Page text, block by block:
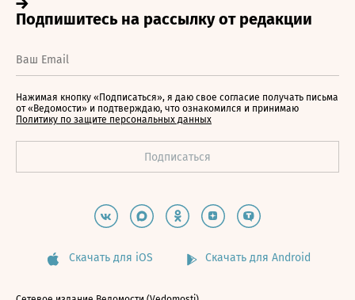
Нажимая кнопку «Подписаться», я даю свое согласие получать письма
от «Ведомости» и подтверждаю, что ознакомился и принимаю
Политику по защите персональных данных
Скачать для iOS Скачать для Android